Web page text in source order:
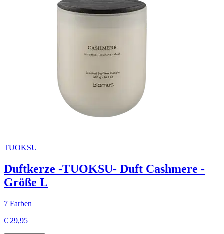
TUOKSU
Duftkerze -TUOKSU- Duft Cashmere -
Größe L
7 Farben
€ 29,95